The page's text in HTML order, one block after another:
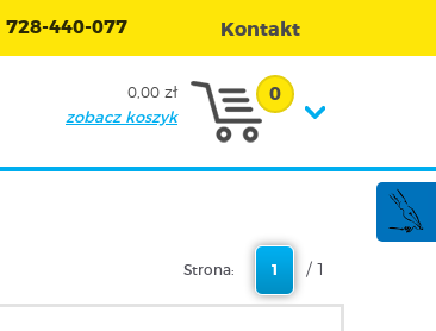
728-440-077 Kontakt
0,00 zł
zobacz koszyk
0
Strona: 1 / 1